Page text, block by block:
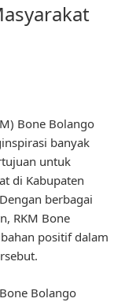
Bone Bolango
banyak
untuk
di Kabupaten
berbagai
RKM Bone
positif dalam
Bolango